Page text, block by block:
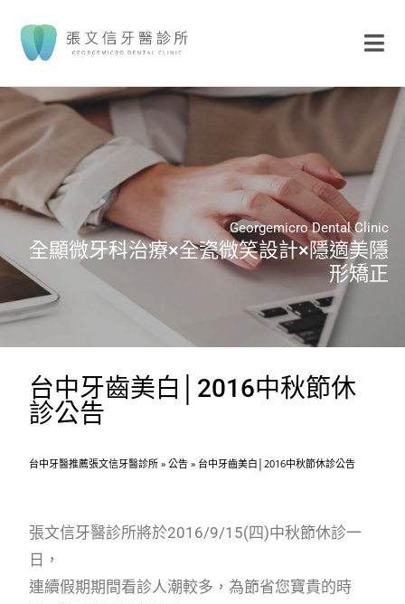
Georgemicro Dental Clinic
全顯微牙科治療×全瓷微笑設計×隱適美隱
形矯正
台中牙齒美白│2016中秋節休
診公告
台中牙醫推薦張文信牙醫診所 » 公告 » 台中牙齒美白│2016中秋節休診公告
張文信牙醫診所將於2016/9/15(四)中秋節休診一
日，
連續假期期間看診人潮較多，為節省您寶貴的時